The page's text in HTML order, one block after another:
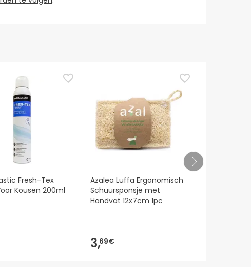
Fresh-Tex
Kousen 200ml
Azalea Luffa Ergonomisch
Schuursponsje met
Handvat 12x7cm 1pc
3,69€